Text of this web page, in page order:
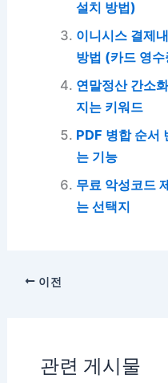
설치 방법)
이니시스 결제
방법 (카드 영
연말정산 간소
지는 키워드
PDF 병합 순서
는 기능
무료 악성코드
는 선택지
이전
관련 게시물